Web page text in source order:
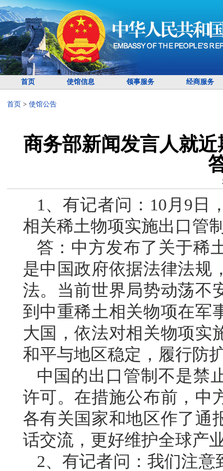
首页 使馆信息 领事服务 经商服务
首页 > 使馆公告
商务部新闻发言人就
1、有记者问：10月9日
相关稀土物项实施出口管
答：中方发布了关于稀
是中国政府依据法律法规
法。当前世界局势动荡不
到中重稀土相关物项在军
大国，依法对相关物项实
和平与地区稳定，履行防
中国的出口管制不是禁
许可。在措施公布前，中
各有关国家和地区作了通
话交流，更好维护全球产
2、有记者问：我们注